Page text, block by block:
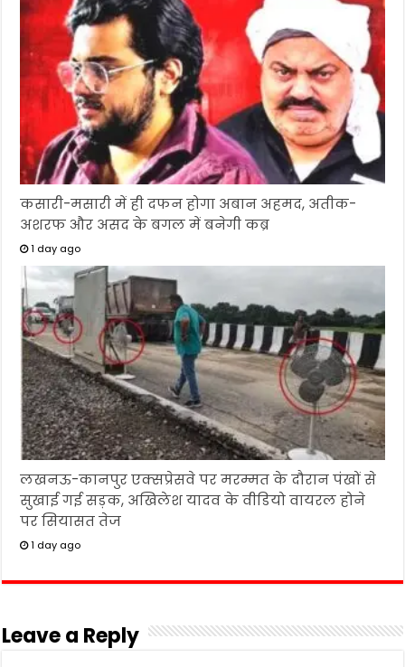
कसारी-मसारी में ही दफन होगा अबान अहमद, अतीक-
अशरफ और असद के बगल में बनेगी कब्र
1 day ago
लखनऊ-कानपुर एक्सप्रेसवे पर मरम्मत के दौरान पंखों से
सुखाई गई सड़क, अखिलेश यादव के वीडियो वायरल होने
पर सियासत तेज
1 day ago
Leave a Reply